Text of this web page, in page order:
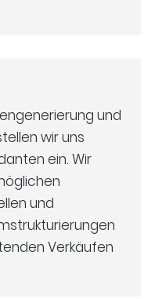
und
wir uns
ein. Wir
und
Verkäufen